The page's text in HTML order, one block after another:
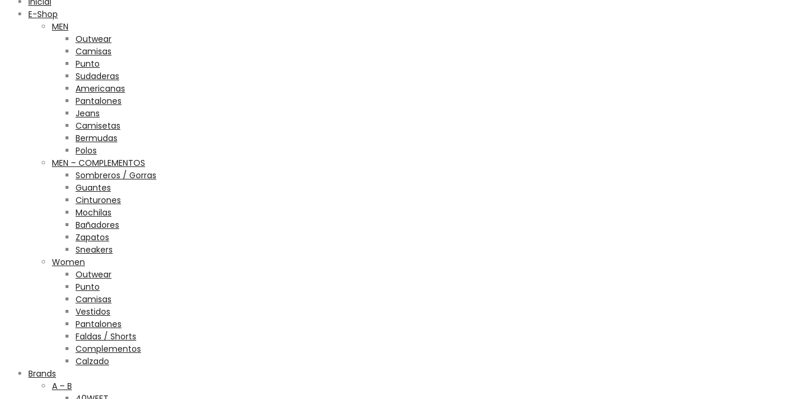
E-Shop
MEN
Outwear
Camisas
Punto
Sudaderas
Americanas
Pantalones
Jeans
Camisetas
Bermudas
Polos
MEN – COMPLEMENTOS
Sombreros / Gorras
Guantes
Cinturones
Mochilas
Bañadores
Zapatos
Sneakers
Women
Outwear
Punto
Camisas
Vestidos
Pantalones
Faldas / Shorts
Complementos
Calzado
Brands
A – B